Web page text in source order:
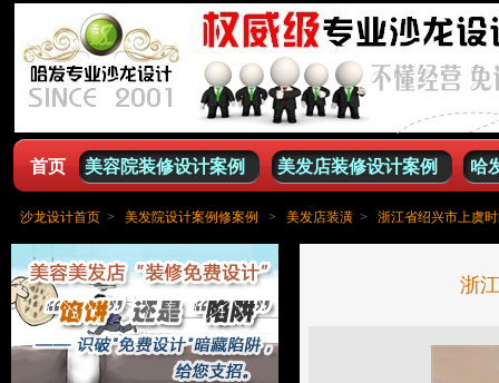
首页 美容院装修设计案例 美发店装修设计案例 哈
沙龙设计首页> 美发院设计案例修案例 > 美发店装潢> 浙江省绍兴市上虞
浙